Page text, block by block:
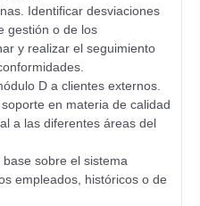
Identificar desviaciones
gestión o de los
y realizar el seguimiento
D a clientes externos.
en materia de calidad
a las diferentes áreas del
sobre el sistema
empleados, históricos o de